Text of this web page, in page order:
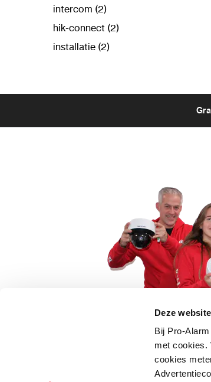
Deze
Bij Pro-
met cookies.
cookies
intercom (2)
hik-connect (2)
installatie (2)
5 euro
Schrijf je direct in